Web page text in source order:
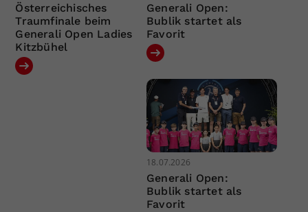
Österreichisches
Traumfinale beim
Generali Open Ladies
Kitzbühel
Generali Open:
Bublik startet als
Favorit
18.07.2026
Generali Open:
Bublik startet als
Favorit